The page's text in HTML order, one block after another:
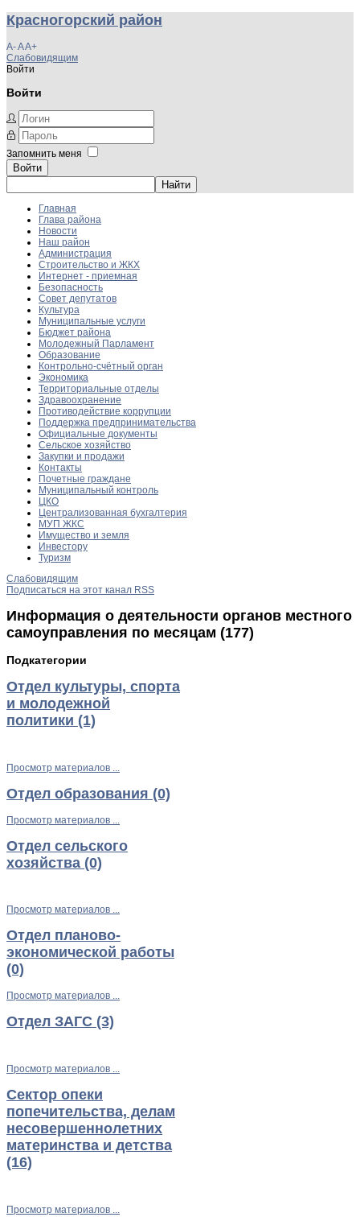
Красногорский район
A-AA+
Слабовидящим
Войти
Войти
Запомнить меня
Войти
Главная
Глава района
Новости
Наш район
Администрация
Строительство и ЖКХ
Интернет - приемная
Безопасность
Совет депутатов
Культура
Муниципальные услуги
Бюджет района
Молодежный Парламент
Образование
Контрольно-счётный орган
Экономика
Территориальные отделы
Здравоохранение
Противодействие коррупции
Поддержка предпринимательства
Официальные документы
Сельское хозяйство
Закупки и продажи
Контакты
Почетные граждане
Муниципальный контроль
ЦКО
Централизованная бухгалтерия
МУП ЖКС
Имущество и земля
Инвестору
Туризм
Слабовидящим
Подписаться на этот канал RSS
Информация о деятельности органов местного
самоуправления по месяцам (177)
Подкатегории
Отдел культуры, спорта
и молодежной
политики (1)
Просмотр материалов ...
Отдел образования (0)
Просмотр материалов ...
Отдел сельского
хозяйства (0)
Просмотр материалов ...
Отдел планово-
экономической работы
(0)
Просмотр материалов ...
Отдел ЗАГС (3)
Просмотр материалов ...
Сектор опеки
попечительства, делам
несовершеннолетних
материнства и детства
(16)
Просмотр материалов ...